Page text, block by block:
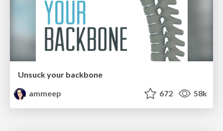
Unsuck your backbone
ammeep
672 58k